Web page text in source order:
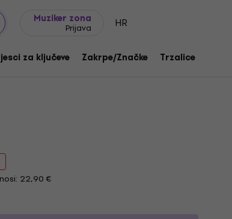
Muziker zona
Prijava HR
za ključeve Zakrpe/Značke Trzalice
XL Košulja
22,90 €